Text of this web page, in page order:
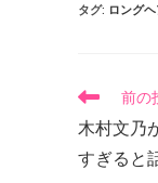
タグ: ロング
前の
木村文乃
すぎると